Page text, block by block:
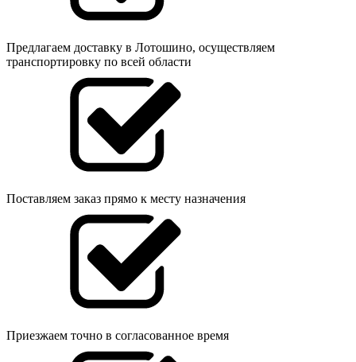
Предлагаем доставку в Лотошино, осуществляем
транспортировку по всей области
Поставляем заказ прямо к месту назначения
Приезжаем точно в согласованное время